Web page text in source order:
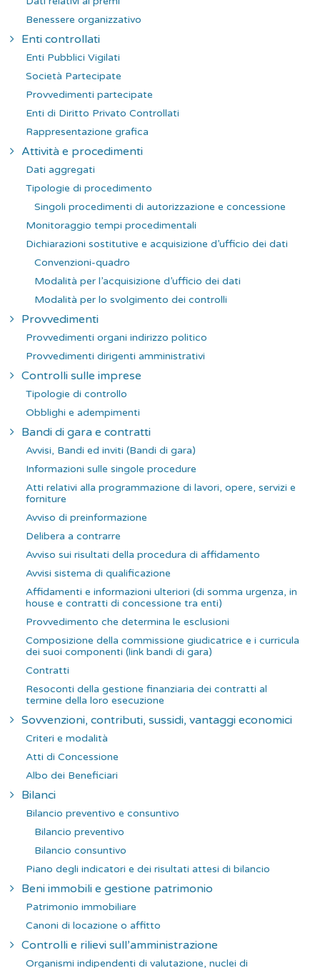
Benessere organizzativo
Enti controllati
Enti Pubblici Vigilati
Società Partecipate
Provvedimenti partecipate
Enti di Diritto Privato Controllati
Rappresentazione grafica
Attività e procedimenti
Dati aggregati
Tipologie di procedimento
Singoli procedimenti di autorizzazione e concessione
Monitoraggio tempi procedimentali
Dichiarazioni sostitutive e acquisizione d’ufficio dei dati
Convenzioni-quadro
Modalità per l’acquisizione d’ufficio dei dati
Modalità per lo svolgimento dei controlli
Provvedimenti
Provvedimenti organi indirizzo politico
Provvedimenti dirigenti amministrativi
Controlli sulle imprese
Tipologie di controllo
Obblighi e adempimenti
Bandi di gara e contratti
Avvisi, Bandi ed inviti (Bandi di gara)
Informazioni sulle singole procedure
Atti relativi alla programmazione di lavori, opere, servizi e
forniture
Avviso di preinformazione
Delibera a contrarre
Avviso sui risultati della procedura di affidamento
Avvisi sistema di qualificazione
Affidamenti e informazioni ulteriori (di somma urgenza, in
house e contratti di concessione tra enti)
Provvedimento che determina le esclusioni
Composizione della commissione giudicatrice e i curricula
dei suoi componenti (link bandi di gara)
Contratti
Resoconti della gestione finanziaria dei contratti al
termine della loro esecuzione
Sovvenzioni, contributi, sussidi, vantaggi economici
Criteri e modalità
Atti di Concessione
Albo dei Beneficiari
Bilanci
Bilancio preventivo e consuntivo
Bilancio preventivo
Bilancio consuntivo
Piano degli indicatori e dei risultati attesi di bilancio
Beni immobili e gestione patrimonio
Patrimonio immobiliare
Canoni di locazione o affitto
Controlli e rilievi sull’amministrazione
Organismi indipendenti di valutazione, nuclei di